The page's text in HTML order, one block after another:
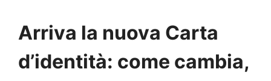
Arriva la nuova Carta
d’identità: come cambia,